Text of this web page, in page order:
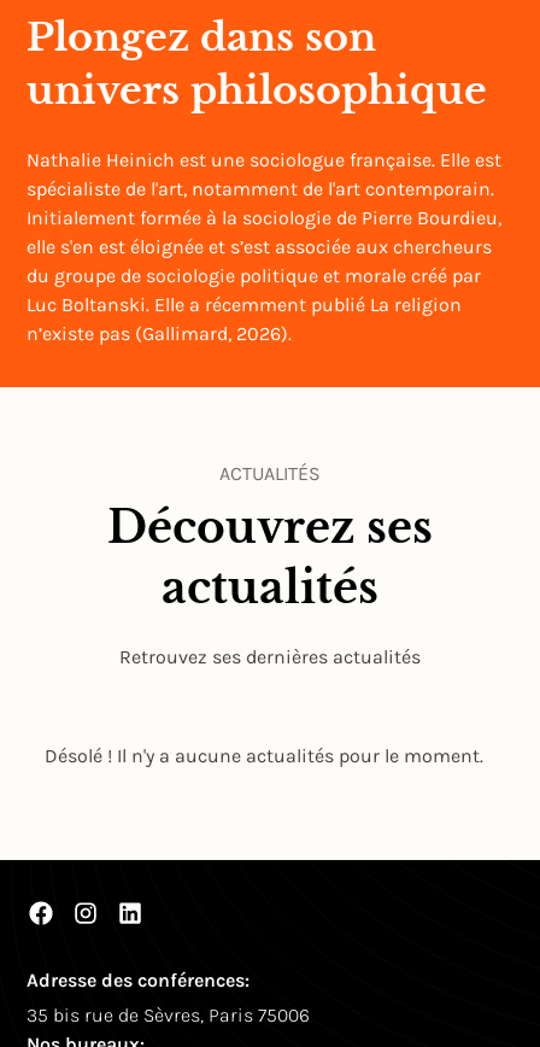
Plongez dans son
univers philosophique
Nathalie Heinich est une sociologue française. Elle est
spécialiste de l'art, notamment de l'art contemporain.
Initialement formée à la sociologie de Pierre Bourdieu,
elle s'en est éloignée et s’est associée aux chercheurs
du groupe de sociologie politique et morale créé par
Luc Boltanski. Elle a récemment publié La religion
n’existe pas (Gallimard, 2026).
ACTUALITÉS
Découvrez ses
actualités
Retrouvez ses dernières actualités
Désolé ! Il n'y a aucune actualités pour le moment.
Adresse des conférences:
35 bis rue de Sèvres, Paris 75006